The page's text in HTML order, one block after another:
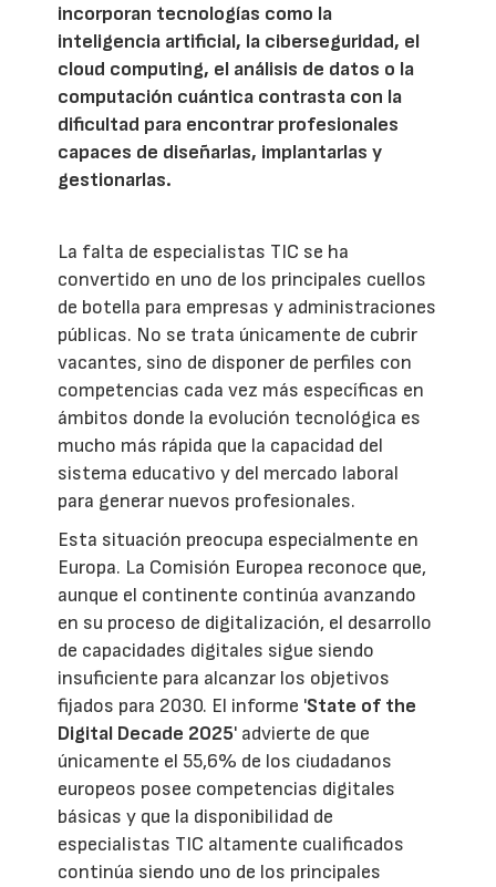
incorporan tecnologías como la
inteligencia artificial, la ciberseguridad, el
cloud computing, el análisis de datos o la
computación cuántica contrasta con la
dificultad para encontrar profesionales
capaces de diseñarlas, implantarlas y
gestionarlas.
La falta de especialistas TIC se ha
convertido en uno de los principales cuellos
de botella para empresas y administraciones
públicas. No se trata únicamente de cubrir
vacantes, sino de disponer de perfiles con
competencias cada vez más específicas en
ámbitos donde la evolución tecnológica es
mucho más rápida que la capacidad del
sistema educativo y del mercado laboral
para generar nuevos profesionales.
Esta situación preocupa especialmente en
Europa. La Comisión Europea reconoce que,
aunque el continente continúa avanzando
en su proceso de digitalización, el desarrollo
de capacidades digitales sigue siendo
insuficiente para alcanzar los objetivos
fijados para 2030. El informe 'State of the
Digital Decade 2025' advierte de que
únicamente el 55,6% de los ciudadanos
europeos posee competencias digitales
básicas y que la disponibilidad de
especialistas TIC altamente cualificados
continúa siendo uno de los principales